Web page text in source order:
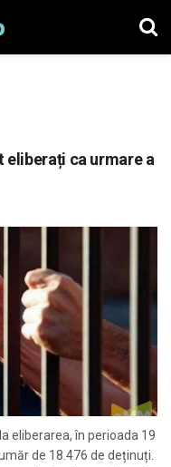
eliberați ca urmare a
eliberarea, în perioada 19
de 18.476 de deținuți.